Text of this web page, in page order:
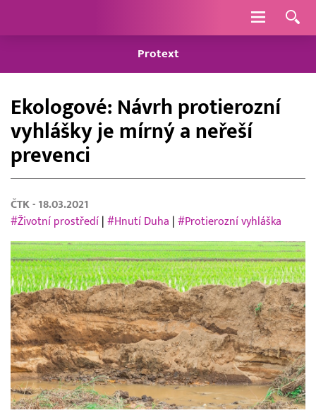
Navigace
Protext
Ekologové: Návrh protierozní
vyhlášky je mírný a neřeší
prevenci
ČTK - 18.03.2021
#Životní prostředí #Hnutí Duha #Protierozní vyhláška